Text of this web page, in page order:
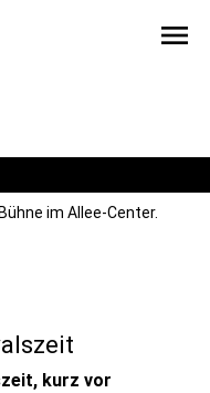
menu
im Allee-Center.
kurz vor